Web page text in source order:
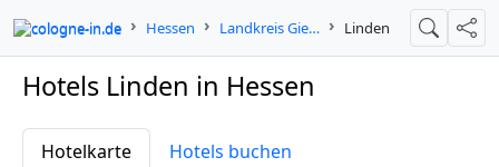
cologne-in.de Hessen Landkreis Gießen Linden Suche
Hotels Linden in Hessen
Hotelkarte
Hotels buchen